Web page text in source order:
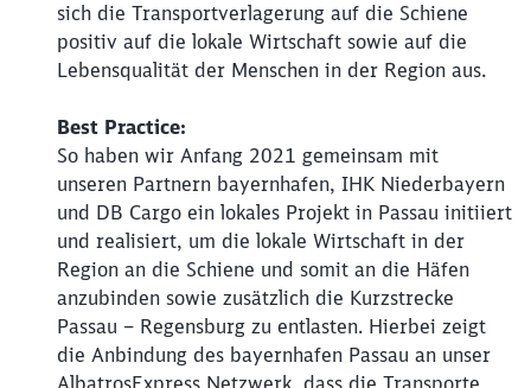
sich die Transportverlagerung auf die Schiene
positiv auf die lokale Wirtschaft sowie auf die
Lebensqualität der Menschen in der Region aus.
Best Practice:
So haben wir Anfang 2021 gemeinsam mit
unseren Partnern bayernhafen, IHK Niederbayern
und DB Cargo ein lokales Projekt in Passau initiiert
und realisiert, um die lokale Wirtschaft in der
Region an die Schiene und somit an die Häfen
anzubinden sowie zusätzlich die Kurzstrecke
Passau – Regensburg zu entlasten. Hierbei zeigt
die Anbindung des bayernhafen Passau an unser
AlbatrosExpress Netzwerk, dass die Transporte
Schließen
Möchten Sie zu weitergeleitet
werden?